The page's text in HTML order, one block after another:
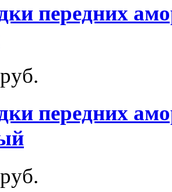
передних
передних